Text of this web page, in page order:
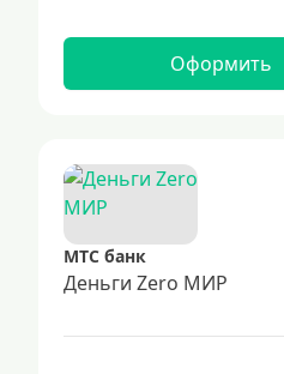
Оформить
МТС банк
Деньги Zero МИР